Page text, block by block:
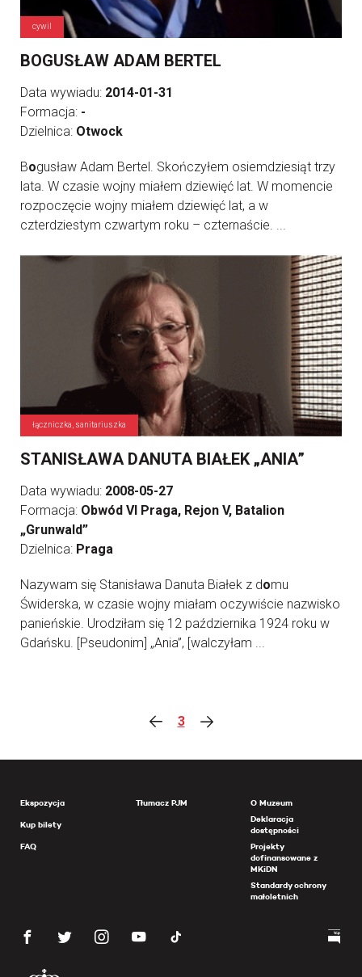
cywil
BOGUSŁAW ADAM BERTEL
Data wywiadu: 2014-01-31
Formacja: -
Dzielnica: Otwock
Bogusław Adam Bertel. Skończyłem osiemdziesiąt trzy
lata. W czasie wojny miałem dziewięć lat. W momencie
rozpoczęcie wojny miałem dziewięć lat, a w
czterdziestym czwartym roku – czternaście. ...
łączniczka, sanitariuszka
STANISŁAWA DANUTA BIAŁEK „ANIA”
Data wywiadu: 2008-05-27
Formacja: Obwód VI Praga, Rejon V, Batalion
„Grunwald”
Dzielnica: Praga
Nazywam się Stanisława Danuta Białek z domu
Świderska, w czasie wojny miałam oczywiście nazwisko
panieńskie. Urodziłam się 12 października 1924 roku w
Gdańsku. [Pseudonim] „Ania”, [walczyłam ...
3
Ekspozycja
Kup bilety
FAQ
Tłumacz PJM
O Muzeum
Deklaracja
dostępności
Projekty
dofinansowane z
MKiDN
Standardy ochrony
małoletnich